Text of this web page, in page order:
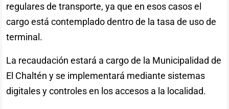
regulares de transporte, ya que en esos casos el
cargo está contemplado dentro de la tasa de uso de
terminal.
La recaudación estará a cargo de la Municipalidad de
El Chaltén y se implementará mediante sistemas
digitales y controles en los accesos a la localidad.